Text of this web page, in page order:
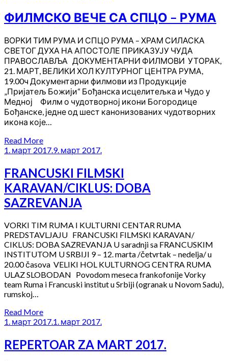
ФИЛМСКО ВЕЧЕ СА СПЦО – РУМА
ВОРКИ ТИМ РУМА И СПЦО РУМА – ХРАМ СИЛАСКА
СВЕТОГ ДУХА НА АПОСТОЛЕ ПРИКАЗУЈУ ЧУДА
ПРАВОСЛАВЉА ДОКУМЕНТАРНИ ФИЛМОВИ УТОРАК,
21. МАРТ, ВЕЛИКИ ХОЛ КУЛТУРНОГ ЦЕНТРА РУМА,
19.00ч Документарни филмови из Продукције
„Пријатељ Божији“ Бођанска исцелитељка и Чудо у
Медној Филм о чудотворној икони Богородице
Бођанске, једне од шест канонизованих чудотворних
икона које…
Read More
1. март 2017.9. март 2017.
FRANCUSKI FILMSKI
KARAVAN/CIKLUS: DOBA
SAZREVANJA
VORKI TIM RUMA I KULTURNI CENTAR RUMA
PREDSTAVLJAJU FRANCUSKI FILMSKI KARAVAN/
CIKLUS: DOBA SAZREVANJA U saradnji sa FRANCUSKIM
INSTITUTOM U SRBIJI 9 – 12. marta /četvrtak – nedelja/ u
20.00 časova VELIKI HOL KULTURNOG CENTRA RUMA
ULAZ SLOBODAN Povodom meseca frankofonije Vorky
team Ruma i Francuski institut u Srbiji (ogranak u Novom Sadu),
rumskoj…
Read More
1. март 2017.1. март 2017.
REPERTOAR ZA MART 2017.